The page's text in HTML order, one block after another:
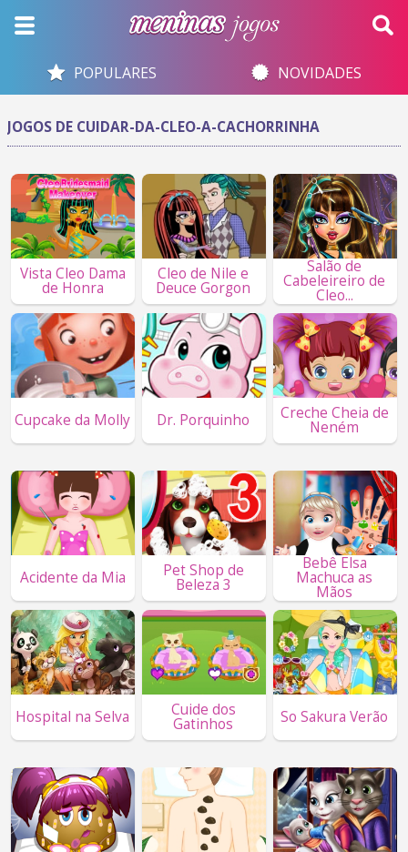
POPULARES NOVIDADES
JOGOS DE CUIDAR-DA-CLEO-A-CACHORRINHA
Vista Cleo Dama
de Honra
Cleo de Nile e
Deuce Gorgon
Salão de
Cabeleireiro de
Cleo...
Cupcake da Molly Dr. Porquinho Creche Cheia de
Neném
Acidente da Mia Pet Shop de
Beleza 3
Bebê Elsa
Machuca as
Mãos
Hospital na Selva Cuide dos
Gatinhos So Sakura Verão